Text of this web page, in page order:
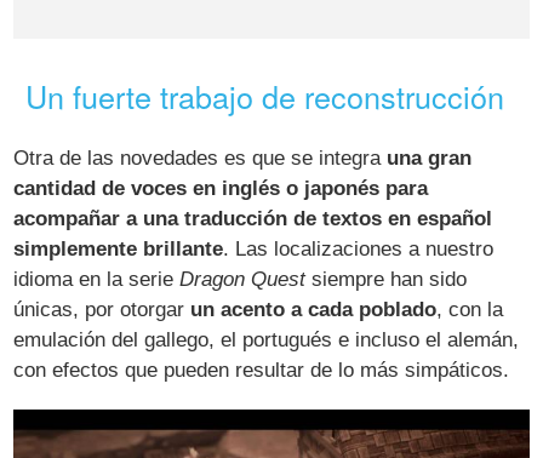
Un fuerte trabajo de reconstrucción
Otra de las novedades es que se integra una gran
cantidad de voces en inglés o japonés para
acompañar a una traducción de textos en español
simplemente brillante. Las localizaciones a nuestro
idioma en la serieDragon Questsiempre han sido
únicas, por otorgar un acento a cada poblado, con la
emulación del gallego, el portugués e incluso el alemán,
con efectos que pueden resultar de lo más simpáticos.